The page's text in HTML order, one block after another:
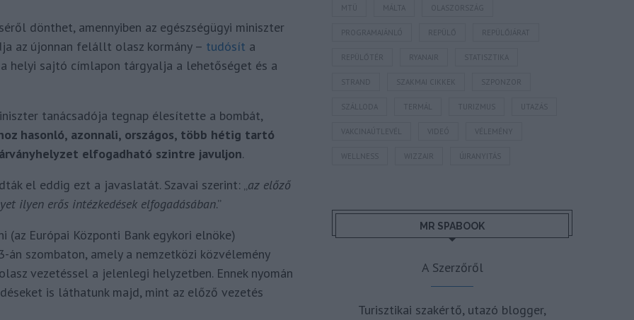
dönthet, amennyiben az egészségügyi miniszter
az újonnan felállt olasz kormány – tudósít a
helyi sajtó címlapon tárgyalja a lehetőséget és a
tanácsadója tegnap élesítette a bombát,
hasonló, azonnali, országos, több hétig tartó
elfogadható szintre javuljon.
el eddig ezt a javaslatát. Szavai szerint: „az előző
ilyen erős intézkedések elfogadásában.”
(az Európai Központi Bank egykori elnöke)
án szombaton, amely a nemzetközi közvélemény
vezetéssel a jelenlegi helyzetben. Ennek nyomán
is láthatunk majd, mint az előző vezetés
MTÜ MÁLTA OLASZORSZÁG
PROGRAMAJÁNLÓ REPÜLŐ REPÜLŐJÁRAT
REPÜLŐTÉR RYANAIR STATISZTIKA
STRAND SZAKMAI CIKKEK SZPONZOR
SZÁLLODA TERMÁL TURIZMUS UTAZÁS
VAKCINAÚTLEVÉL VIDEÓ VÉLEMÉNY
WELLNESS WIZZAIR ÚJRANYITÁS
MR SPABOOK
A Szerzőről
Turisztikai szakértő, utazó blogger,